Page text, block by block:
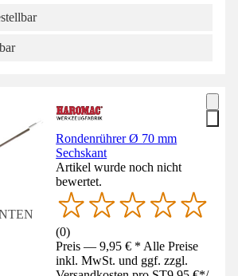
Rondenrührer Ø 70 mm
Sechskant
Artikel wurde noch nicht
bewertet.
(0)
Preis — 9,95 € * Alle Preise
inkl. MwSt. und ggf. zzgl.